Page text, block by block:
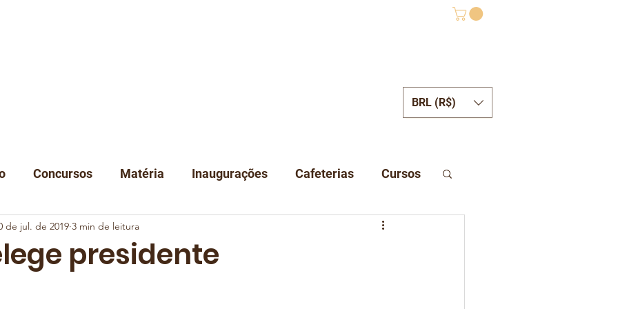
BRL (R$)
Concursos Matéria Inaugurações Cafeterias Cursos
Classificação Instituições
presidente
de jul. de 2019 3 min de leitura